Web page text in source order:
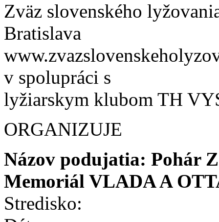
Zväz slovenského
Bratislava
v spolupráci s
lyžiarskym klubom TH
ORGANIZUJE
Názov podujatia: Pohár
Memoriál VLADA A
Stredisko: SKI